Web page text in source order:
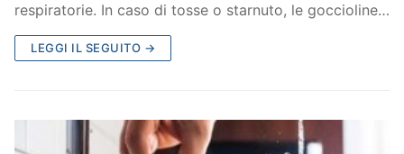
respiratorie. In caso di tosse o starnuto, le goccioline…
LEGGI IL SEGUITO →